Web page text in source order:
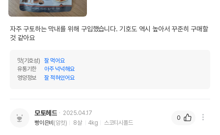
자주 구토하는 막내를 위해 구입했습니다. 기호도 역시 높아서 꾸준히 구매할
것 같아요
맛(기호성)
잘 먹어요
유통기한
아주 넉넉해요
영양정보
잘 적혀있어요
모토헤드
2025.04.17
빵이은비(암컷) 8살 4kg 스코티시폴드
0